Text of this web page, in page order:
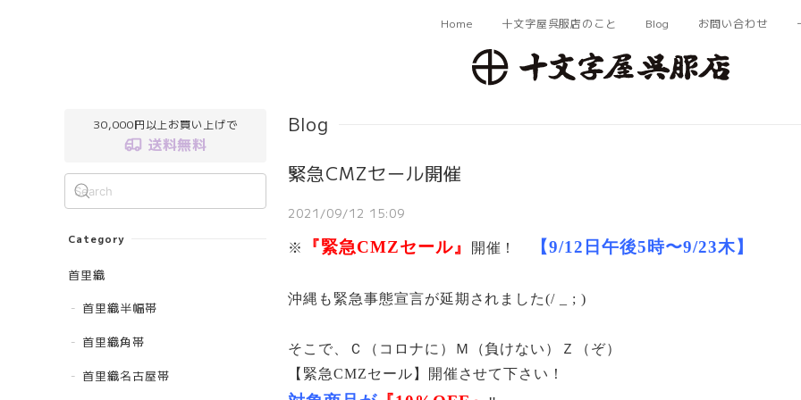
Home 十文字屋呉服店のこと Blog お問い合わせ
30,000円以上お買い上げで
送料無料
Category
首里織
首里織半幅帯
首里織角帯
首里織名古屋帯
Blog
緊急CMZセール開催
2021/09/12 15:09
※ 『緊急CMZセール』 開催！ 【9/12日午後5時〜9/23木】
沖縄も緊急事態宣言が延期されました(/ _ ; )
そこで、Ｃ（コロナに）Ｍ（負けない）Ｚ（ぞ）
【緊急CMZセール】開催させて下さい！